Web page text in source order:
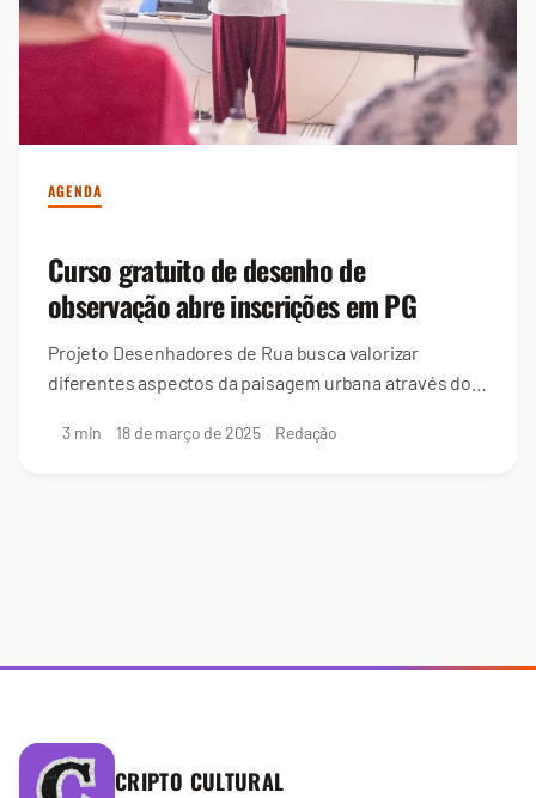
AGENDA
Curso gratuito de desenho de
observação abre inscrições em PG
Projeto Desenhadores de Rua busca valorizar
diferentes aspectos da paisagem urbana através dos
3 min 18 de março de 2025 Redação
CRIPTO CULTURAL